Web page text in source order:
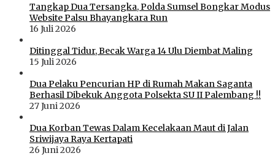
Tangkap Dua Tersangka, Polda Sumsel Bongkar Modus
Website Palsu Bhayangkara Run
16 Juli 2026
Ditinggal Tidur, Becak Warga 14 Ulu Diembat Maling
15 Juli 2026
Dua Pelaku Pencurian HP di Rumah Makan Saganta
Berhasil Dibekuk Anggota Polsekta SU II Palembang !!
27 Juni 2026
Dua Korban Tewas Dalam Kecelakaan Maut di Jalan
Sriwijaya Raya Kertapati
26 Juni 2026